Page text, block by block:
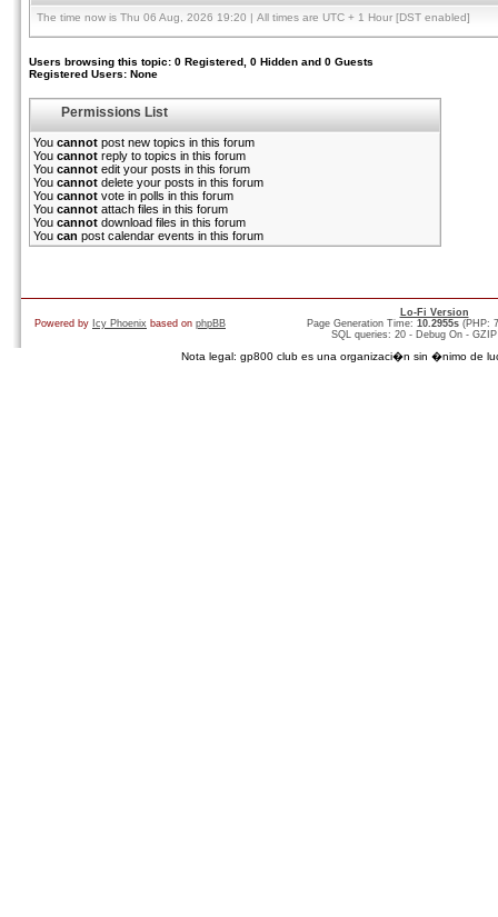
The time now is Thu 06 Aug, 2026 19:20 | All times are UTC + 1 Hour [DST enabled]
Users browsing this topic: 0 Registered, 0 Hidden and 0 Guests
Registered Users: None
Permissions List
You cannot post new topics in this forum
You cannot reply to topics in this forum
You cannot edit your posts in this forum
You cannot delete your posts in this forum
You cannot vote in polls in this forum
You cannot attach files in this forum
You cannot download files in this forum
You can post calendar events in this forum
Powered by Icy Phoenix based on phpBB
Lo-Fi Version
Page Generation Time: 10.2955s (PHP:
SQL queries: 20 - Debug On -
Nota legal: gp800 club es una organizaci�n sin �nimo de